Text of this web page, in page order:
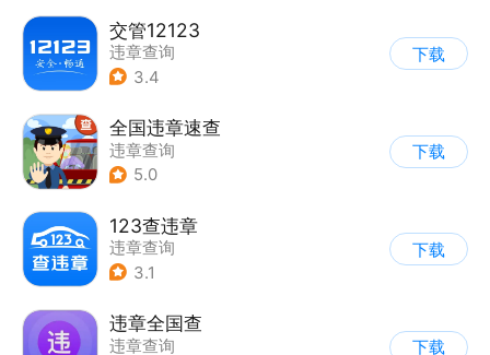
交管12123
违章查询
3.4
下载
全国违章速查
违章查询
5.0
下载
123查违章
违章查询
3.1
下载
违章全国查
违章查询
下载